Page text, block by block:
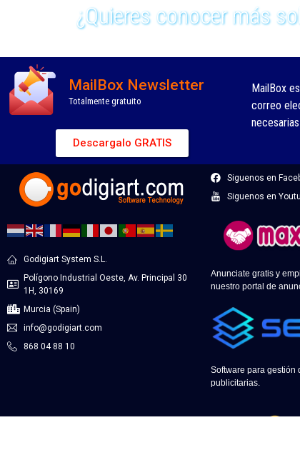
¿Quieres conocer más
MailBox Newsletter
Totalmente gratuito
Descargalo GRATIS
MailBox
correo
Godigiart System S.L.
Polígono Industrial Oeste, Av. Principal 30
1H, 30169
Murcia (Spain)
info@godigiart.com
868 04 88 10
Siguenos en
Siguenos en
Anunciate gratis y
nuestro portal de
Software para gestión
publicitarias.